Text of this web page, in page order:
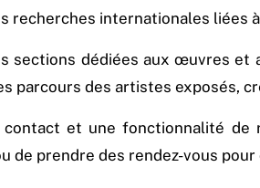
recherches internationales liées à
sections dédiées aux œuvres
des artistes exposés,
et une fonctionnalité
prendre des rendez-vous